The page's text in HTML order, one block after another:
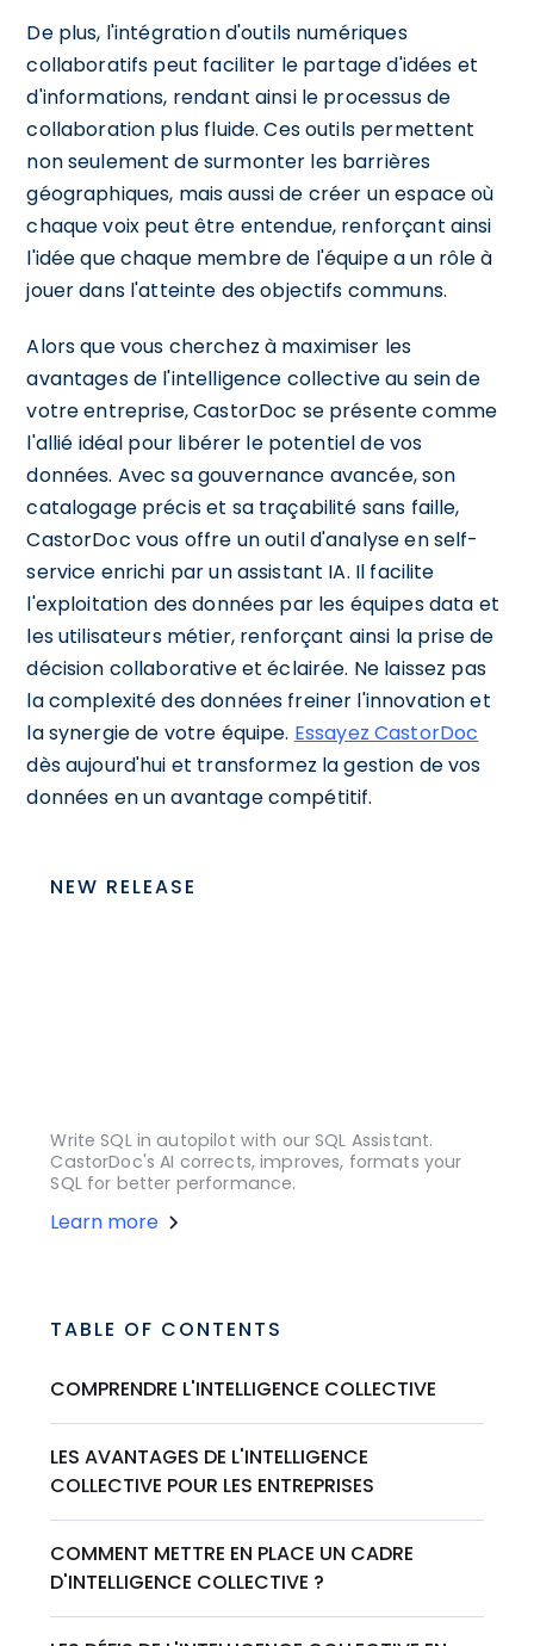
De plus, l'intégration d'outils numériques
collaboratifs peut faciliter le partage d'idées et
d'informations, rendant ainsi le processus de
collaboration plus fluide. Ces outils permettent
non seulement de surmonter les barrières
géographiques, mais aussi de créer un espace où
chaque voix peut être entendue, renforçant ainsi
l'idée que chaque membre de l'équipe a un rôle à
jouer dans l'atteinte des objectifs communs.
Alors que vous cherchez à maximiser les
avantages de l'intelligence collective au sein de
votre entreprise, CastorDoc se présente comme
l'allié idéal pour libérer le potentiel de vos
données. Avec sa gouvernance avancée, son
catalogage précis et sa traçabilité sans faille,
CastorDoc vous offre un outil d'analyse en self-
service enrichi par un assistant IA. Il facilite
l'exploitation des données par les équipes data et
les utilisateurs métier, renforçant ainsi la prise de
décision collaborative et éclairée. Ne laissez pas
la complexité des données freiner l'innovation et
la synergie de votre équipe. Essayez CastorDoc
dès aujourd'hui et transformez la gestion de vos
données en un avantage compétitif.
NEW RELEASE
Write SQL in autopilot with our SQL Assistant.
CastorDoc's AI corrects, improves, formats your
SQL for better performance.
Learn more
TABLE OF CONTENTS
COMPRENDRE L'INTELLIGENCE COLLECTIVE
LES AVANTAGES DE L'INTELLIGENCE
COLLECTIVE POUR LES ENTREPRISES
COMMENT METTRE EN PLACE UN CADRE
D'INTELLIGENCE COLLECTIVE ?